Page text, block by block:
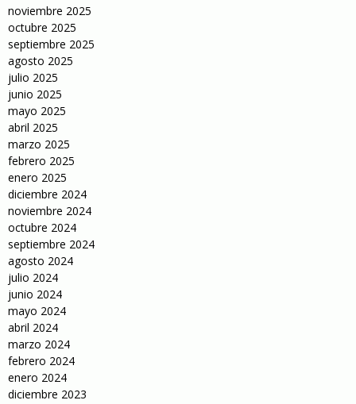
noviembre 2025
octubre 2025
septiembre 2025
agosto 2025
julio 2025
junio 2025
mayo 2025
abril 2025
marzo 2025
febrero 2025
enero 2025
diciembre 2024
noviembre 2024
octubre 2024
septiembre 2024
agosto 2024
julio 2024
junio 2024
mayo 2024
abril 2024
marzo 2024
febrero 2024
enero 2024
diciembre 2023